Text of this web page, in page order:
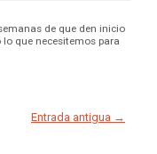
de que den inicio
que necesitemos para
Entrada antigua →